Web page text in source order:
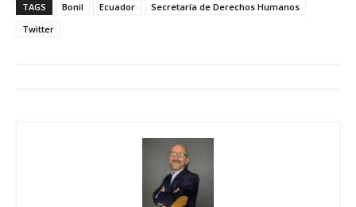
TAGS Bonil Ecuador
Secretaría de Derechos Humanos
Twitter